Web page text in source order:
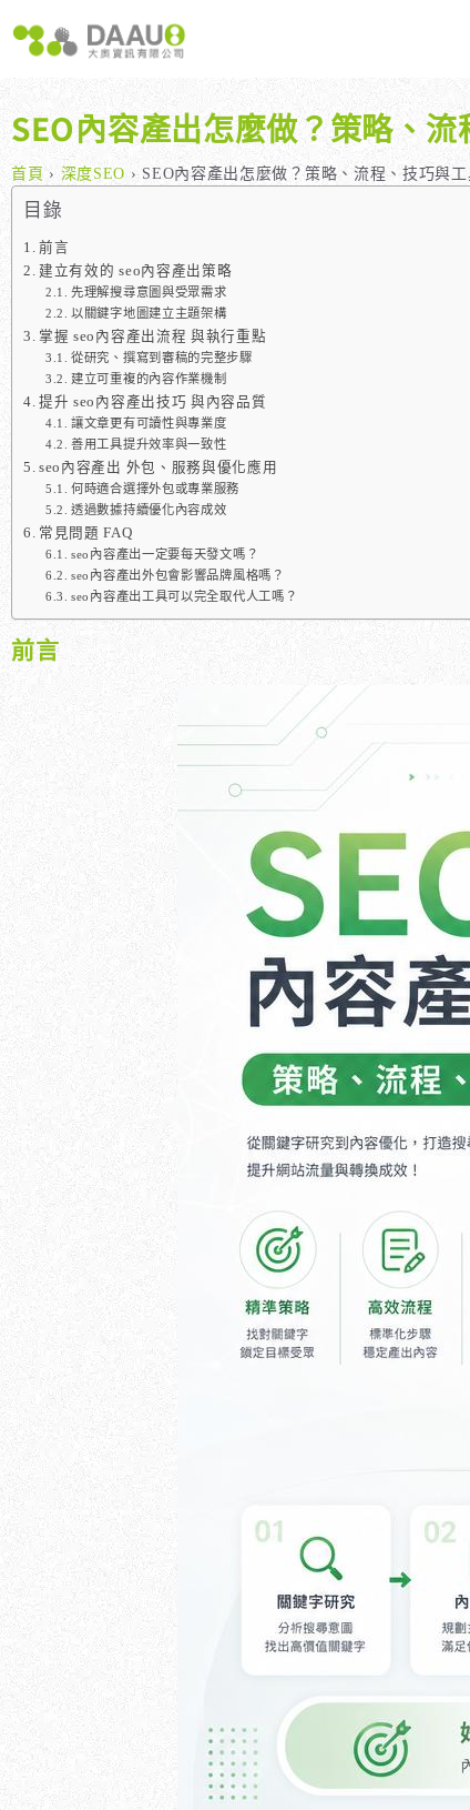
至
內
容
大奧獨家 AISEO矩陣系統｜SEO自動化輕鬆佈局關鍵字
八大專業SEO服務：網站流量快速成長
SEO 救星：你的網站沒有自然流量嗎？
專業SEO撰寫：提升網站SEO自然排序
維基百科：提升品牌形象與SEO的雙贏策略
網站系統開發：打造高效能業務需求的網站
如何開始 SEO？新手指南
SEO 的定義與基本概念
SEO 的運作原理
SEO 的重要性：為什麼企業需要它？
什麼是白帽SEO、灰帽SEO與黑帽SEO？
我們提供
如何知道
SEO內容產出怎麼做？策略、
首頁 › 深度SEO ›SEO內容產出怎麼做？策略、流程、技巧與
目錄
前言
建立有效的 seo內容產出策略
先理解搜尋意圖與受眾需求
以關鍵字地圖建立主題架構
掌握 seo內容產出流程 與執行重點
從研究、撰寫到審稿的完整步驟
建立可重複的內容作業機制
提升 seo內容產出技巧 與內容品質
讓文章更有可讀性與專業度
善用工具提升效率與一致性
seo內容產出 外包、服務與優化應用
何時適合選擇外包或專業服務
透過數據持續優化內容成效
常見問題 FAQ
seo內容產出一定要每天發文嗎？
seo內容產出外包會影響品牌風格嗎？
seo內容產出工具可以完全取代人工嗎？
前言